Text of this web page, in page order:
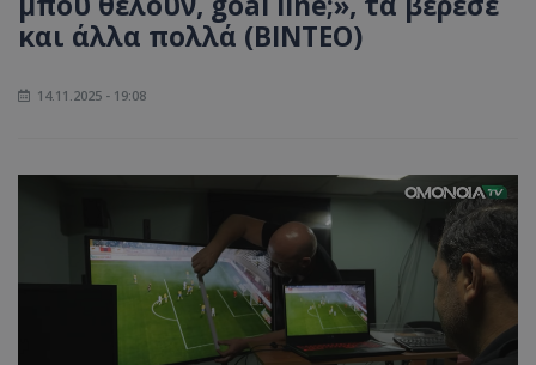
και άλλα πολλά (ΒΙΝΤΕΟ)
14.11.2025 - 19:08